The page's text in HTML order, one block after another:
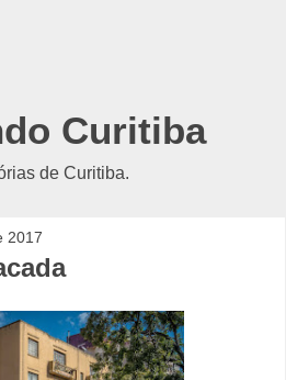
Curitiba
de Curitiba.
2017